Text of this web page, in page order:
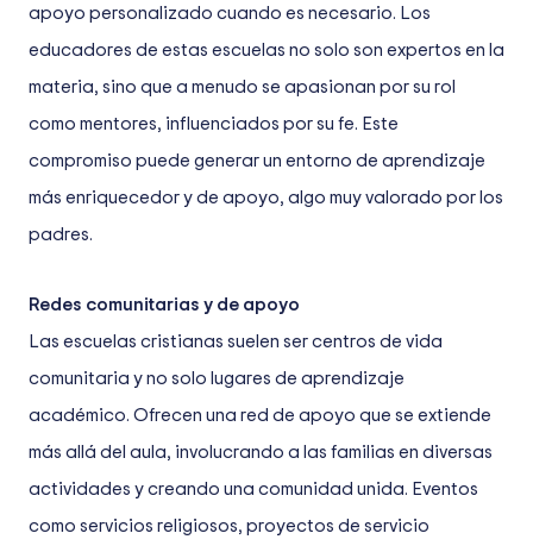
apoyo personalizado cuando es necesario. Los
educadores de estas escuelas no solo son expertos en la
materia, sino que a menudo se apasionan por su rol
como mentores, influenciados por su fe. Este
compromiso puede generar un entorno de aprendizaje
más enriquecedor y de apoyo, algo muy valorado por los
padres.
Redes comunitarias y de apoyo
Las escuelas cristianas suelen ser centros de vida
comunitaria y no solo lugares de aprendizaje
académico. Ofrecen una red de apoyo que se extiende
más allá del aula, involucrando a las familias en diversas
actividades y creando una comunidad unida. Eventos
como servicios religiosos, proyectos de servicio